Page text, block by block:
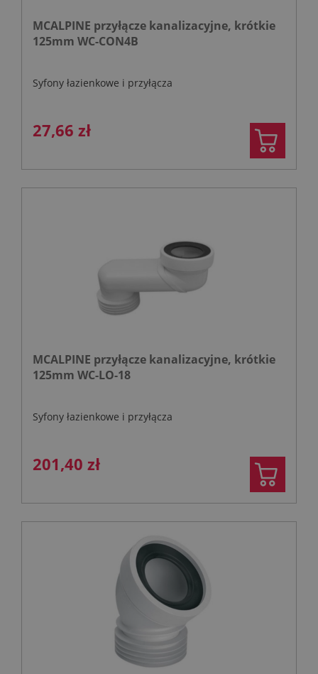
MCALPINE przyłącze kanalizacyjne, krótkie
125mm WC-CON4B
Syfony łazienkowe i przyłącza
27,66 zł
MCALPINE przyłącze kanalizacyjne, krótkie
125mm WC-LO-18
Syfony łazienkowe i przyłącza
201,40 zł